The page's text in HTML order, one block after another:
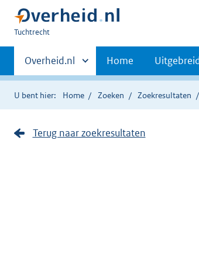
U
hier:
Tuchtrecht
Primaire
navigatie
Andere
sites
binnen
Overheid.nl Home
U bent hier: Home Zoeken Zoekresultaten
Terug naar zoekresultaten